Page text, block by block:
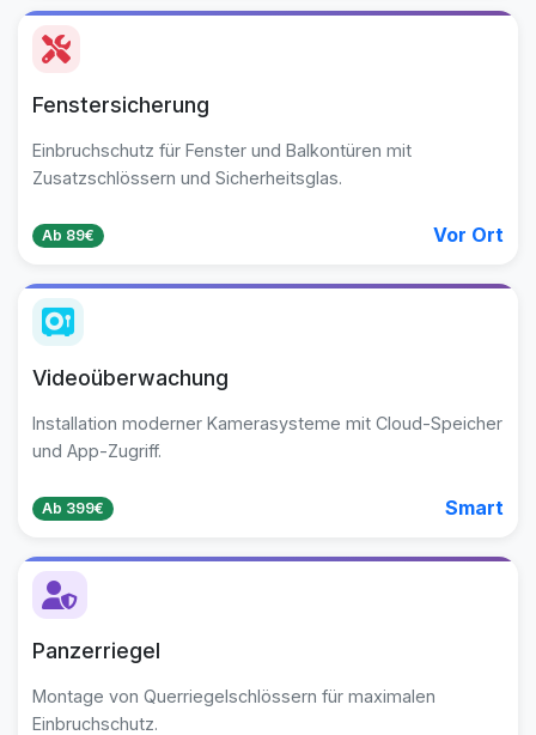
Fenstersicherung
Einbruchschutz für Fenster und Balkontüren mit
Zusatzschlössern und Sicherheitsglas.
Ab 89€ Vor Ort
Videoüberwachung
Installation moderner Kamerasysteme mit Cloud-Speicher
und App-Zugriff.
Ab 399€ Smart
Panzerriegel
Montage von Querriegelschlössern für maximalen
Einbruchschutz.